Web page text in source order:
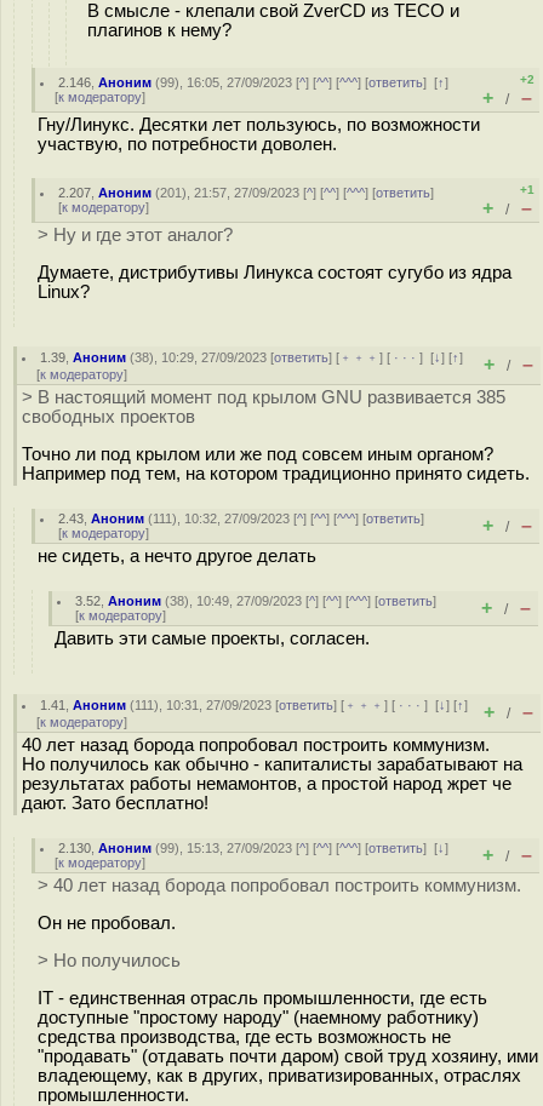
В смысле - клепали свой ZverCD из TECO и
плагинов к нему?
2.146 ,Аноним (99), 16:05, 27/09/2023 [^] [^^] [^^^] [ответить][↑]
[к модератору]
+2
+ / –
Гну/Линукс. Десятки лет пользуюсь, по возможности
участвую, по потребности доволен.
2.207 ,Аноним (201), 21:57, 27/09/2023 [^] [^^] [^^^] [ответить]
[к модератору]
+1
+ / –
> Ну и где этот аналог?
Думаете, дистрибутивы Линукса состоят сугубо из ядра
Linux?
1.39 ,Аноним (38), 10:29, 27/09/2023 [ответить] [ ﹢﹢﹢] [ · · ·][↓] [↑]
[к модератору] + / –
> В настоящий момент под крылом GNU развивается 385
свободных проектов
Точно ли под крылом или же под совсем иным органом?
Например под тем, на котором традиционно принято сидеть.
2.43 ,Аноним (111), 10:32, 27/09/2023 [^] [^^] [^^^] [ответить]
[к модератору] + / –
не сидеть, а нечто другое делать
3.52 ,Аноним (38), 10:49, 27/09/2023 [^] [^^] [^^^] [ответить]
[к модератору] + / –
Давить эти самые проекты, согласен.
1.41 ,Аноним (111), 10:31, 27/09/2023 [ответить] [ ﹢﹢﹢] [ · · ·][↓] [↑]
[к модератору] + / –
40 лет назад борода попробовал построить коммунизм.
Но получилось как обычно - капиталисты зарабатывают на
результатах работы немамонтов, а простой народ жрет че
дают. Зато бесплатно!
2.130 ,Аноним (99), 15:13, 27/09/2023 [^] [^^] [^^^] [ответить][↓]
[к модератору] + / –
> 40 лет назад борода попробовал построить коммунизм.
Он не пробовал.
> Но получилось
IT - единственная отрасль промышленности, где есть
доступные "простому народу" (наемному работнику)
средства производства, где есть возможность не
"продавать" (отдавать почти даром) свой труд хозяину, ими
владеющему, как в других, приватизированных, отраслях
промышленности.